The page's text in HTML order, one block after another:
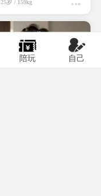
25岁 / 159kg
陪玩 自己